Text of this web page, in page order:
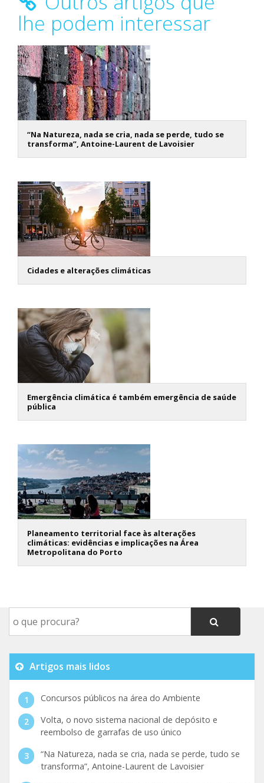
lhe podem interessar
“Na Natureza, nada se cria, nada se perde, tudo se
transforma”, Antoine-Laurent de Lavoisier
Cidades e alterações climáticas
Emergência climática é também emergência de saúde
pública
Planeamento territorial face às alterações
climáticas: evidências e implicações na Área
Metropolitana do Porto
Artigos mais lidos
Concursos públicos na área do Ambiente
Volta, o novo sistema nacional de depósito e
reembolso de garrafas de uso único
“Na Natureza, nada se cria, nada se perde, tudo se
transforma”, Antoine-Laurent de Lavoisier